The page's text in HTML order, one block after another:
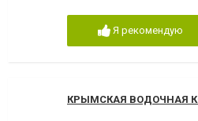
Я рекомендую
КРЫМСКАЯ ВОДОЧНАЯ